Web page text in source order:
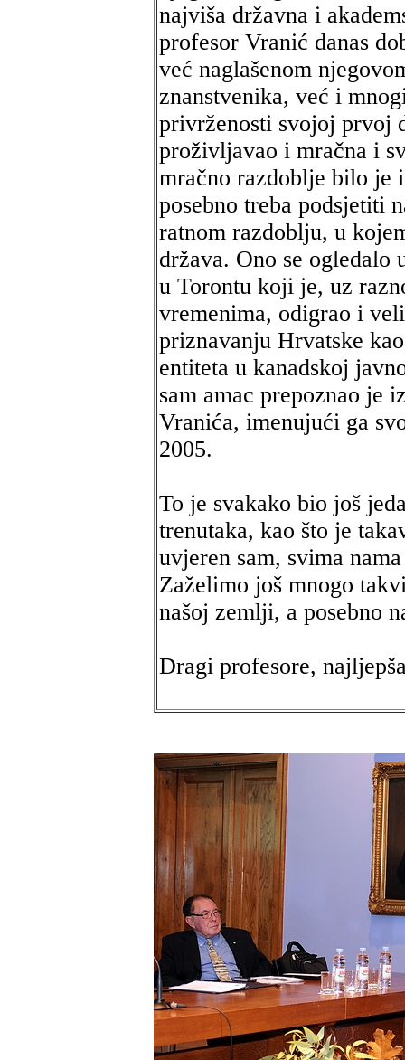
najviša državna i
profesor Vranić danas
već naglašenom
znanstvenika, već i
privrženosti svojoj prvoj
proživljavao i mračna i
mračno razdoblje bilo je
posebno treba podsjetiti
ratnom razdoblju, u
država. Ono se ogledalo
u Torontu koji je, uz
vremenima, odigrao i
priznavanju Hrvatske
entiteta u kanadskoj
sam amac prepoznao je
Vranića, imenujući ga
2005.
To je svakako bio još
trenutaka, kao što je
uvjeren sam, svima
Zaželimo još mnogo
našoj zemlji, a posebno
Dragi profesore,